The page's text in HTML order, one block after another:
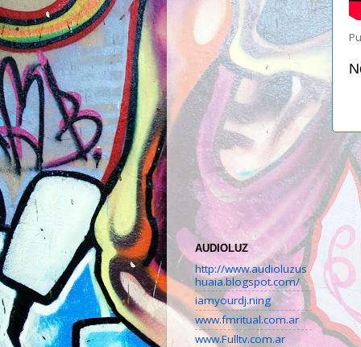
AUDIOLUZ
http://www.audioluzus
huaia.blogspot.com/
iamyourdj.ning
www.fmritual.com.ar
www.Fulltv.com.ar